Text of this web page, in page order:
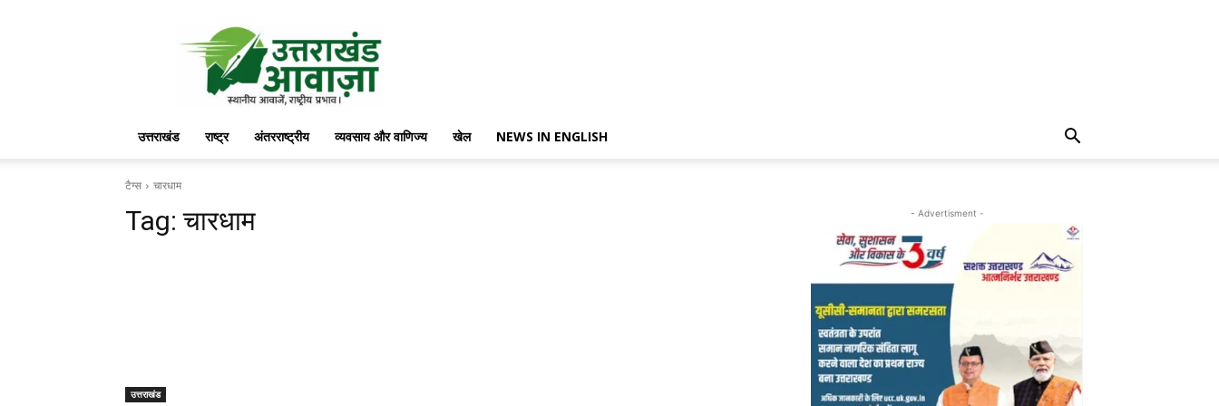
आवाज़
उत्तराखंड राष्ट्र अंतरराष्ट्रीय व्यवसाय और वाणिज्य खेल NEWS IN ENGLISH
टैग्स चारधाम
Tag:चारधाम
उत्तराखंड
- Advertisment -